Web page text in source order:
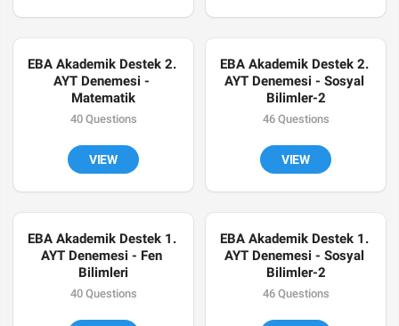
EBA Akademik Destek 2.
AYT Denemesi -
Matematik
40 Questions
VIEW
EBA Akademik Destek 2.
AYT Denemesi - Sosyal
Bilimler-2
46 Questions
VIEW
EBA Akademik Destek 1.
AYT Denemesi - Fen
Bilimleri
40 Questions
EBA Akademik Destek 1.
AYT Denemesi - Sosyal
Bilimler-2
46 Questions